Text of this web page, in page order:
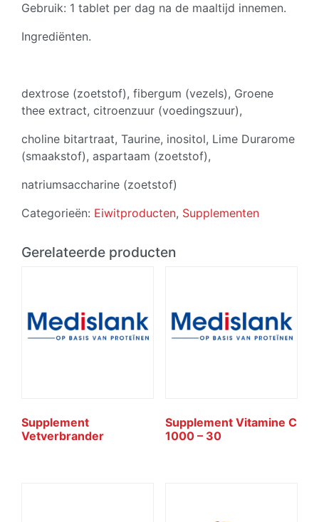
Gebruik: 1 tablet per dag na de maaltijd innemen.
Ingrediënten.
dextrose (zoetstof), fibergum (vezels), Groene
thee extract, citroenzuur (voedingszuur),
choline bitartraat, Taurine, inositol, Lime Durarome
(smaakstof), aspartaam (zoetstof),
natriumsaccharine (zoetstof)
Categorieën: Eiwitproducten, Supplementen
Gerelateerde producten
Supplement
Vetverbrander
Supplement Vitamine C
1000 – 30